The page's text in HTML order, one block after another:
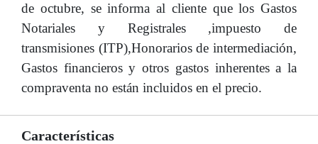
de octubre, se informa al cliente que los Gastos
Notariales y Registrales ,impuesto de
transmisiones (ITP),Honorarios de intermediación,
Gastos financieros y otros gastos inherentes a la
compraventa no están incluidos en el precio.
Características